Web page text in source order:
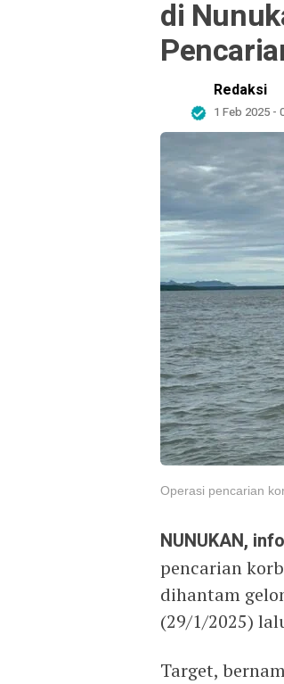
di
Redaksi
1 Feb 2025 -
Operasi pencarian
NUNUKAN,
pencarian
dihantam
(29/1/2025)
Target,